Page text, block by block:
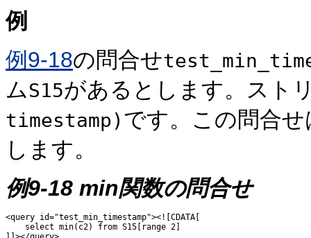
例
例9-18の問合せ
ムS15があるとします。スト
timestamp) です。この問合せ
します。
例9-18 min関数の問合せ
<query id="test_min_timestamp"><![CDATA[
    select min(c2) from S15[range 2]